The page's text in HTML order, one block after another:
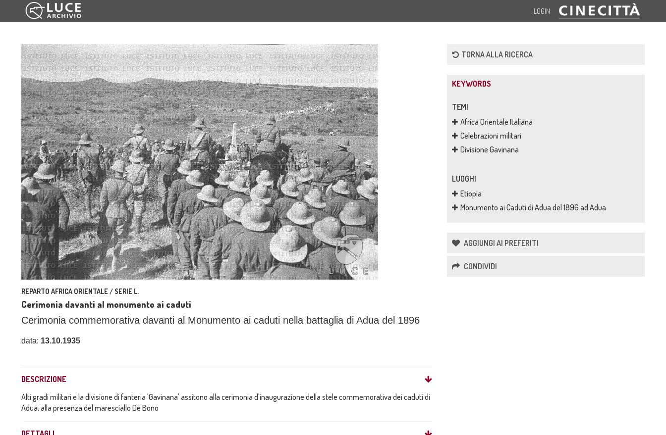
LOGIN
REPARTO AFRICA ORIENTALE / SERIE L.
Cerimonia davanti al monumento ai caduti
Cerimonia commemorativa davanti al Monumento ai caduti nella battaglia di Adua del 1896
data: 13.10.1935
DESCRIZIONE
Alti gradi militari e la divisione di fanteria 'Gavinana' assitono alla cerimonia d'inaugurazione della stele commemorativa dei caduti di
Adua, alla presenza del maresciallo De Bono
TORNA ALLA RICERCA
KEYWORDS
TEMI
Africa Orientale Italiana
Celebrazioni militari
Divisione Gavinana
LUOGHI
Etiopia
Monumento ai Caduti di Adua del 1896 ad Adua
AGGIUNGI AI PREFERITI
CONDIVIDI